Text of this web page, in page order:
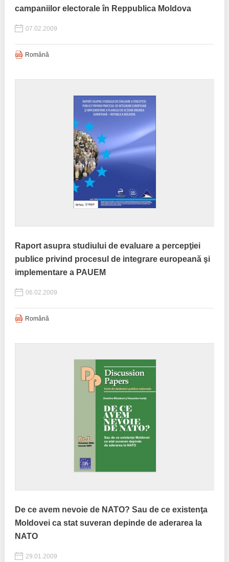
campaniilor electorale în Reppublica Moldova
07.02.2009
Română
Raport asupra studiului de evaluare a percepţiei
publice privind procesul de integrare europeană şi
implementare a PAUEM
06.02.2009
Română
De ce avem nevoie de NATO? Sau de ce existenţa
Moldovei ca stat suveran depinde de aderarea la
NATO
29.01.2009